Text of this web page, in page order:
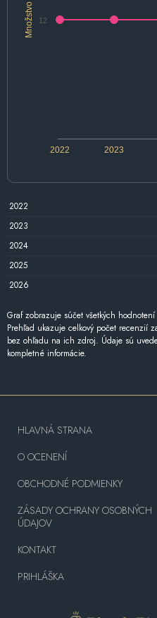
Množstvo
2022 2023
12
2022
2023
2024
2025
2026
Graf zobrazuje súčet všetkých
Prehľad ukazuje celkový počet recenzií
bez ohľadu na ich zdroj. Údaje sú
kompletné informácie.
HLAVNÁ STRANA
O OCENENÍ
OBCHODNÉ PODMIENKY
ZÁSADY OCHRANY OSOBNÝCH
ÚDAJOV
KONTAKT
PRIHLÁŠKA